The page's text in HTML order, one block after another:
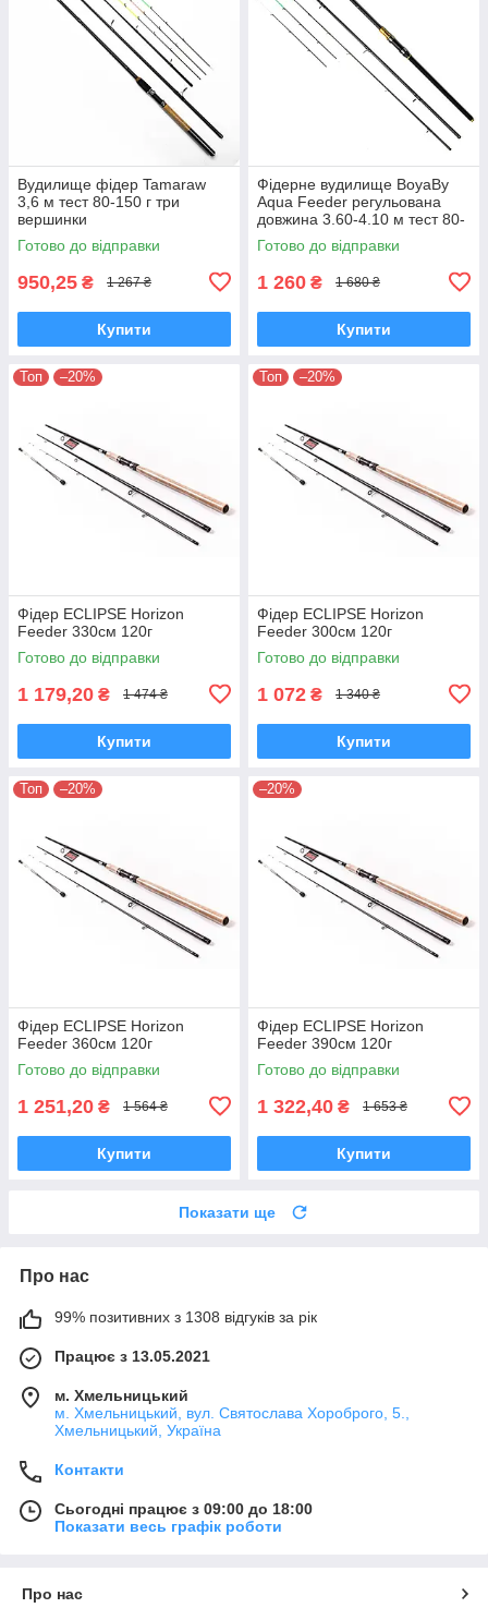
Вудилище фідер Tamaraw
3,6 м тест 80-150 г три
вершинки
Готово до відправки
950,25 ₴ 1 267 ₴
Купити
Фідерне вудилище BoyaBy
Aqua Feeder регульована
довжина 3.60-4.10 м тест 80-
200 г фідер вудка для лову
риби
Готово до відправки
1 260 ₴ 1 680 ₴
Купити
Топ –20%
Фідер ECLIPSE Horizon
Feeder 330см 120г
Готово до відправки
1 179,20 ₴ 1 474 ₴
Купити
Топ –20%
Фідер ECLIPSE Horizon
Feeder 300см 120г
Готово до відправки
1 072 ₴ 1 340 ₴
Купити
Топ –20%
Фідер ECLIPSE Horizon
Feeder 360см 120г
Готово до відправки
1 251,20 ₴ 1 564 ₴
Купити
–20%
Фідер ECLIPSE Horizon
Feeder 390cм 120г
Готово до відправки
1 322,40 ₴ 1 653 ₴
Купити
Показати ще
Про нас
99% позитивних з 1308 відгуків за рік
Працює з 13.05.2021
м. Хмельницький
м. Хмельницький, вул. Святослава Хороброго, 5.,
Хмельницький, Україна
Контакти
Сьогодні працює з 09:00 до 18:00
Показати весь графік роботи
Про нас